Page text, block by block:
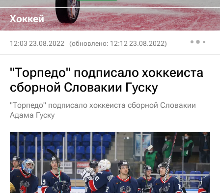
Хоккей
12:03 23.08.2022 (обновлено: 12:12 23.08.2022)
"Торпедо" подписало хоккеиста
сборной Словакии Гуску
"Торпедо" подписало хоккеиста сборной Словакии
Адама Гуску